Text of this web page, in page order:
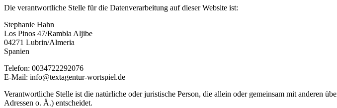
Die verantwortliche Stelle für die Datenverarbeitung auf dieser Website ist:
Stephanie Hahn
Los Pinos 47/Rambla Aljibe
04271 Lubrin/Almeria
Spanien
Telefon: 0034722292076
E-Mail: info@textagentur-wortspiel.de
Verantwortliche Stelle ist die natürliche oder juristische Person, die allein oder gemeinsam mit anderen
Adressen o. Ä.) entscheidet.